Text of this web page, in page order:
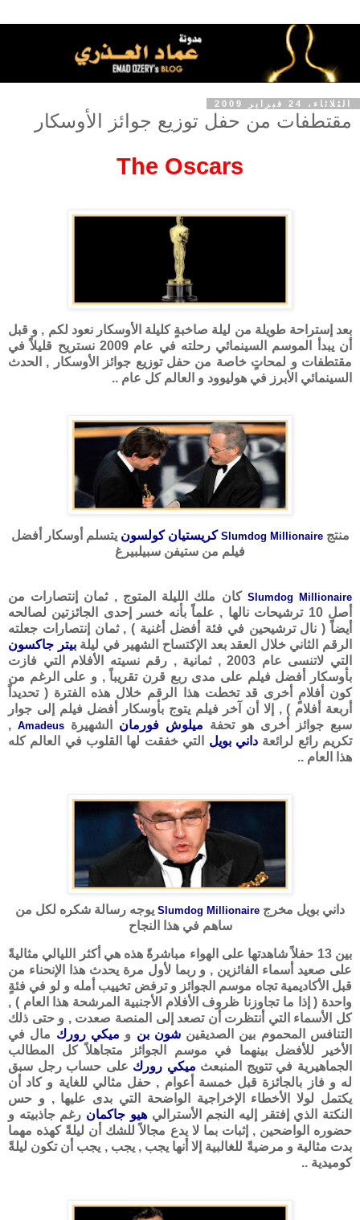
الثلاثاء، 24 فبراير 2009
مقتطفات من حفل توزيع جوائز الأوسكار
The Oscars
بعد إستراحة طويلة من ليلة صاخبةٍ كليلة الأوسكار نعود لكم , و قبل
أن يبدأ الموسم السينمائي رحلته في عام 2009 نستريح قليلاً في
مقتطفات و لمحاتٍ خاصة من حفل توزيع جوائز الأوسكار , الحدث
السينمائي الأبرز في هوليوود و العالم كل عام ..
منتجSlumdog Millionaire كريستيان كولسون يتسلم أوسكار أفضل
فيلم من ستيفن سبيلبيرغ
Slumdog Millionaire كان ملك الليلة المتوج , ثمان إنتصارات من
أصل 10 ترشيحات نالها , علماً بأنه خسر إحدى الجائزتين لصالحه
أيضاً ( نال ترشيحين في فئة أفضل أغنية ) , ثمان إنتصارات جعلته
الرقم الثاني خلال العقد بعد الإكتساح الشهير في ليلةبيتر جاكسون
التي لاتنسى عام 2003 , ثمانية , رقم نسيته الأفلام التي فازت
بأوسكار أفضل فيلم على مدى ربع قرن تقريباً , و على الرغم من
كون أفلامٍ أخرى قد تخطت هذا الرقم خلال هذه الفترة ( تحديداً
أربعة أفلام ) , إلا أن آخر فيلم يتوج بأوسكار أفضل فيلم إلى جوار
سبع جوائز أخرى هو تحفة ميلوش فورمان الشهيرة Amadeus
,
تكريم رائع لرائعةداني بويل التي خفقت لها القلوب في العالم كله
هذا العام ..
داني بويل مخرج Slumdog Millionaire يوجه رسالة شكره لكل من
ساهم في هذا النجاح
بين 13 حفلاً شاهدتها على الهواء مباشرةً هذه هي أكثر الليالي مثاليةً
على صعيد أسماء الفائزين , و ربما لأول مرة يحدث هذا الإنحناء من
قبل الأكاديمية تجاه موسم الجوائز و ترفض تخييب أمله و لو في فئةٍ
واحدة ( إذا ما تجاوزنا ظروف الأفلام الأجنبية المرشحة هذا العام ) ,
كل الأسماء التي أنتظرت أن تصعد إلى المنصة صعدت , و حتى ذلك
التنافس المحموم بين الصديقينشون بن و ميكي رورك مال في
الأخير للأفضل بينهما في موسم الجوائز متجاهلاً كل المطالب
الجماهيرية في تتويج المنبعث ميكي رورك على حساب رجل سبق
له و فاز بالجائزة قبل خمسة أعوام , حفل مثالي للغاية و كاد أن
يكتمل لولا الأخطاء الإخراجية الواضحة التي بدى عليها , و حس
النكتة الذي إفتقر إليه النجم الأستراليهيو جاكمان رغم جاذبيته و
حضوره الواضحين , إثبات بما لا يدع مجالاً للشك أن ليلةً كهذه مهما
بدت مثالية و مرضيةً للغالبية إلا أنها يجب , يجب , يجب أن تكون ليلةً
كوميدية ..